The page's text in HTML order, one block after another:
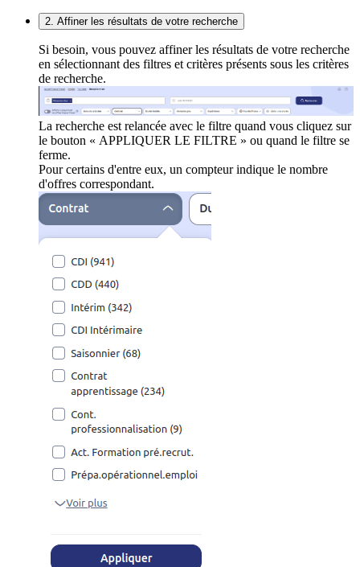
2. Affiner les résultats de votre recherche
Si besoin, vous pouvez affiner les résultats de votre recherche
en sélectionnant des filtres et critères présents sous les critères
de recherche.
La recherche est relancée avec le filtre quand vous cliquez sur
le bouton « APPLIQUER LE FILTRE » ou quand le filtre se
ferme.
Pour certains d'entre eux, un compteur indique le nombre
d'offres correspondant.